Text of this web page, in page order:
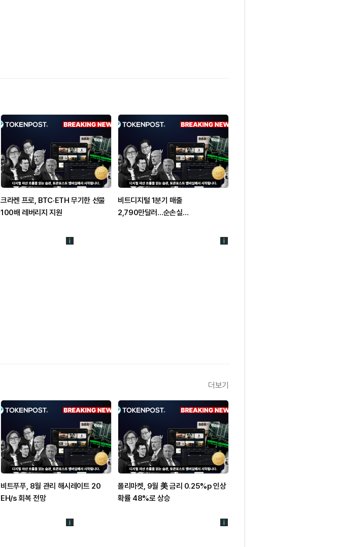
크라켄 프로, BTC·ETH 무기한 선물
100배 레버리지 지원
비트디지털 1분기 매출
2,790만달러…순손실
더보기
비트푸푸, 8월 관리 해시레이트 20
EH/s 회복 전망
폴리마켓, 9월 美 금리 0.25%p 인상
확률 48%로 상승